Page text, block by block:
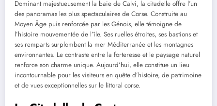
Dominant majestueusement la baie de Calvi, la citadelle offre l’un
des panoramas les plus spectaculaires de Corse. Construite au
Moyen Âge puis renforcée par les Génois, elle témoigne de
l’histoire mouvementée de l’île. Ses ruelles étroites, ses bastions et
ses remparts surplombent la mer Méditerranée et les montagnes
environnantes. Le contraste entre la forteresse et le paysage naturel
renforce son charme unique. Aujourd’hui, elle constitue un lieu
incontournable pour les visiteurs en quête d’histoire, de patrimoine
et de vues exceptionnelles sur le littoral corse.